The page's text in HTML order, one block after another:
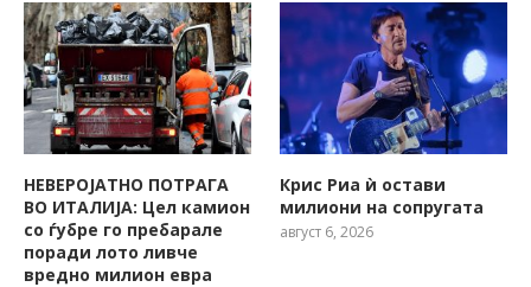
НЕВЕРОЈАТНО ПОТРАГА
ВО ИТАЛИЈА: Цел камион
со ѓубре го пребарале
поради лото ливче
вредно милион евра
Крис Риа ѝ остави
милиони на сопругата
август 6, 2026